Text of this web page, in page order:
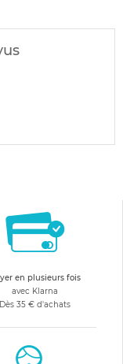
en plusieurs fois
avec Klarna
Dès 35 € d'achats